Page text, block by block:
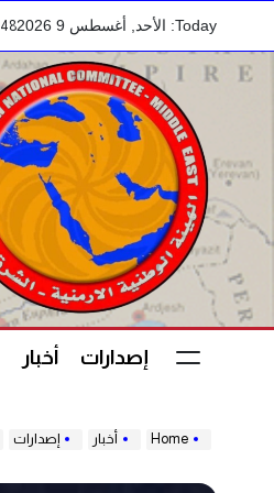
content
Today: الأحد, أغسطس 9 2026 49
إصدارات أخبار
Home أخبار إصدارات